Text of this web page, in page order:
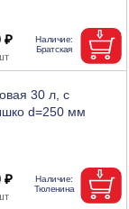
₽
30 л, с
d=250 мм
₽